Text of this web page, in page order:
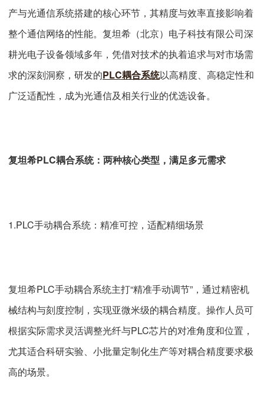
产与光通信系统搭建的核心环节，其精度与效率直接影响着
整个通信网络的性能。复坦希（北京）电子科技有限公司深
耕光电子设备领域多年，凭借对技术的执着追求与对市场需
求的深刻洞察，研发的PLC耦合系统以高精度、高稳定性和
广泛适配性，成为光通信及相关行业的优选设备。
复坦希PLC耦合系统：两种核心类型，满足多元需求
1.PLC手动耦合系统：精准可控，适配精细场景
复坦希PLC手动耦合系统主打“精准手动调节”，通过精密机
械结构与刻度控制，实现亚微米级的耦合精度。操作人员可
根据实际需求灵活调整光纤与PLC芯片的对准角度和位置，
尤其适合科研实验、小批量定制化生产等对耦合精度要求极
高的场景。